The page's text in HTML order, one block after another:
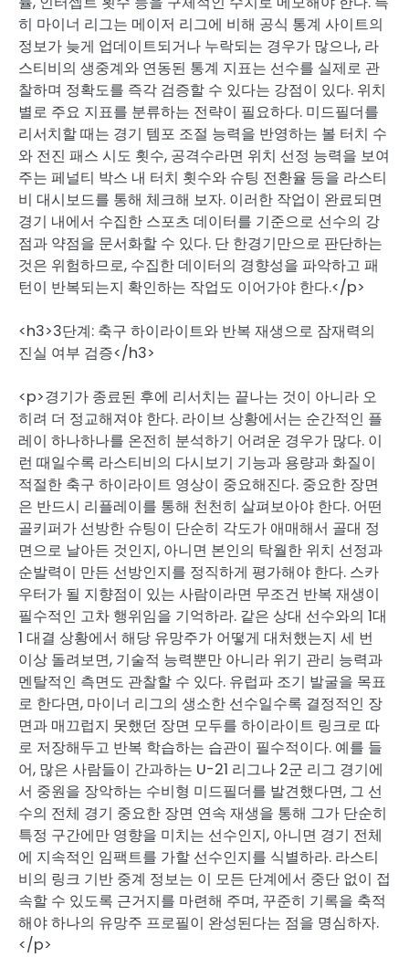
히 마이너 리그는 메이저 리그에 비해 공식 통계 사이트의
정보가 늦게 업데이트되거나 누락되는 경우가 많으나, 라
스티비의 생중계와 연동된 통계 지표는 선수를 실제로 관
찰하며 정확도를 즉각 검증할 수 있다는 강점이 있다. 위치
별로 주요 지표를 분류하는 전략이 필요하다. 미드필더를
리서치할 때는 경기 템포 조절 능력을 반영하는 볼 터치 수
와 전진 패스 시도 횟수, 공격수라면 위치 선정 능력을 보여
주는 페널티 박스 내 터치 횟수와 슈팅 전환율 등을 라스티
비 대시보드를 통해 체크해 보자. 이러한 작업이 완료되면
경기 내에서 수집한 스포츠 데이터를 기준으로 선수의 강
점과 약점을 문서화할 수 있다. 단 한경기만으로 판단하는
것은 위험하므로, 수집한 데이터의 경향성을 파악하고 패
턴이 반복되는지 확인하는 작업도 이어가야 한다.</p>
<h3>3단계: 축구 하이라이트와 반복 재생으로 잠재력의
진실 여부 검증</h3>
<p>경기가 종료된 후에 리서치는 끝나는 것이 아니라 오
히려 더 정교해져야 한다. 라이브 상황에서는 순간적인 플
레이 하나하나를 온전히 분석하기 어려운 경우가 많다. 이
런 때일수록 라스티비의 다시보기 기능과 용량과 화질이
적절한 축구 하이라이트 영상이 중요해진다. 중요한 장면
은 반드시 리플레이를 통해 천천히 살펴보아야 한다. 어떤
골키퍼가 선방한 슈팅이 단순히 각도가 애매해서 골대 정
면으로 날아든 것인지, 아니면 본인의 탁월한 위치 선정과
순발력이 만든 선방인지를 정직하게 평가해야 한다. 스카
우터가 될 지향점이 있는 사람이라면 무조건 반복 재생이
필수적인 고차 행위임을 기억하라. 같은 상대 선수와의 1대
1 대결 상황에서 해당 유망주가 어떻게 대처했는지 세 번
이상 돌려보면, 기술적 능력뿐만 아니라 위기 관리 능력과
멘탈적인 측면도 관찰할 수 있다. 유럽파 조기 발굴을 목표
로 한다면, 마이너 리그의 생소한 선수일수록 결정적인 장
면과 매끄럽지 못했던 장면 모두를 하이라이트 링크로 따
로 저장해두고 반복 학습하는 습관이 필수적이다. 예를 들
어, 많은 사람들이 간과하는 U-21 리그나 2군 리그 경기에
서 중원을 장악하는 수비형 미드필더를 발견했다면, 그 선
수의 전체 경기 중요한 장면 연속 재생을 통해 그가 단순히
특정 구간에만 영향을 미치는 선수인지, 아니면 경기 전체
에 지속적인 임팩트를 가할 선수인지를 식별하라. 라스티
비의 링크 기반 중계 정보는 이 모든 단계에서 중단 없이 접
속할 수 있도록 근거지를 마련해 주며, 꾸준히 기록을 축적
해야 하나의 유망주 프로필이 완성된다는 점을 명심하자.
</p>